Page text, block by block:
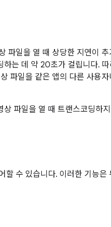
파일을 열 때 상당한 지연이
는 데 약 20초가 걸립니다.
파일을 같은 앱의 다른 사용
파일을 열 때 트랜스코딩하
할 수 있습니다. 이러한 기능